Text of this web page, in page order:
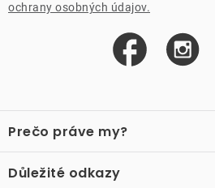
ochrany osobných údajov.
á
p
ä
Prečo práve my?
Recenzie
Důležité odkazy